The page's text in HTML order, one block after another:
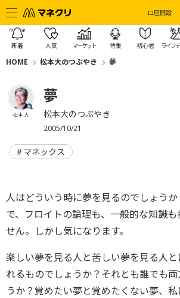
口座開設
新着 人気 マーケット 特集 初心者 ライフ
HOME 松本大のつぶやき 夢
松本 大
夢
松本大のつぶやき
2005/10/21
マネックス
人はどういう時に夢を見るのでしょう
で、フロイトの論理も、一般的な知識
せん。しかし気になります。
楽しい夢を見る人と苦しい夢を見る人
れるものでしょうか？それとも誰でも
うか？覚めたい夢と覚めたくない夢、